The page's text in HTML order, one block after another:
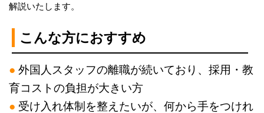
解説いたします。
こんな方におすすめ
●外国人スタッフの離職が続いており、採用・教
育コストの負担が大きい方
● 受け入れ体制を整えたいが、何から手をつけれ